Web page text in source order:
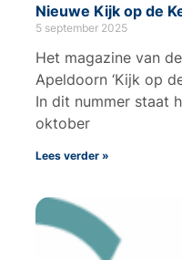
Nieuwe Kijk op de
5 september 2025
Het magazine van
Apeldoorn ‘Kijk op
In dit nummer staat
oktober
Lees verder »